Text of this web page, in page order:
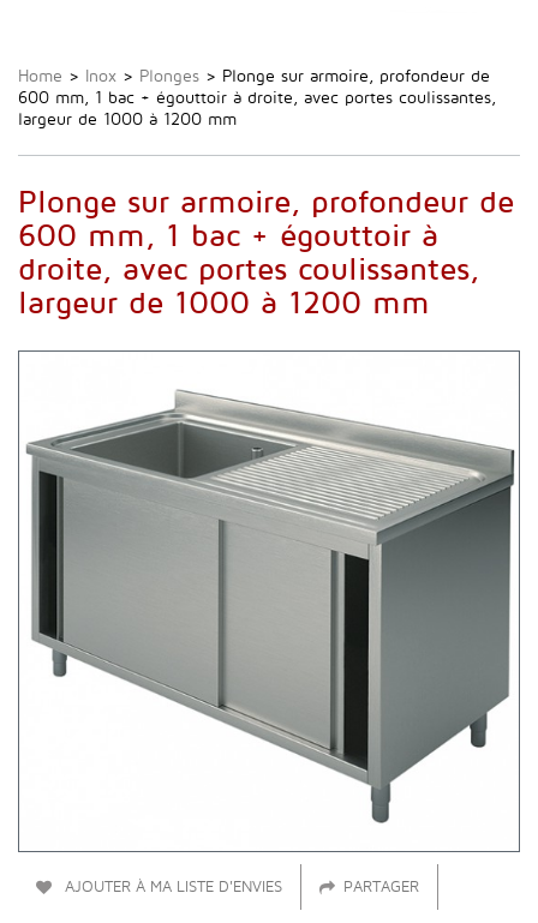
Home > Inox > Plonges > Plonge sur armoire, profondeur de
600 mm, 1 bac + égouttoir à droite, avec portes coulissantes,
largeur de 1000 à 1200 mm
Plonge sur armoire, profondeur de
600 mm, 1 bac + égouttoir à
droite, avec portes coulissantes,
largeur de 1000 à 1200 mm
AJOUTER À MA LISTE D'ENVIES PARTAGER